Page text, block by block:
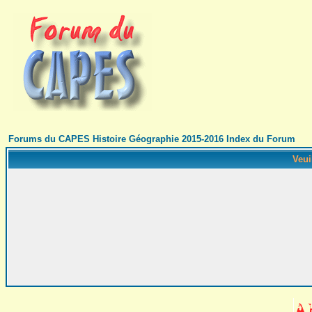
Forums du CAPES Histoire Géographie 2015-2016 Index du Forum